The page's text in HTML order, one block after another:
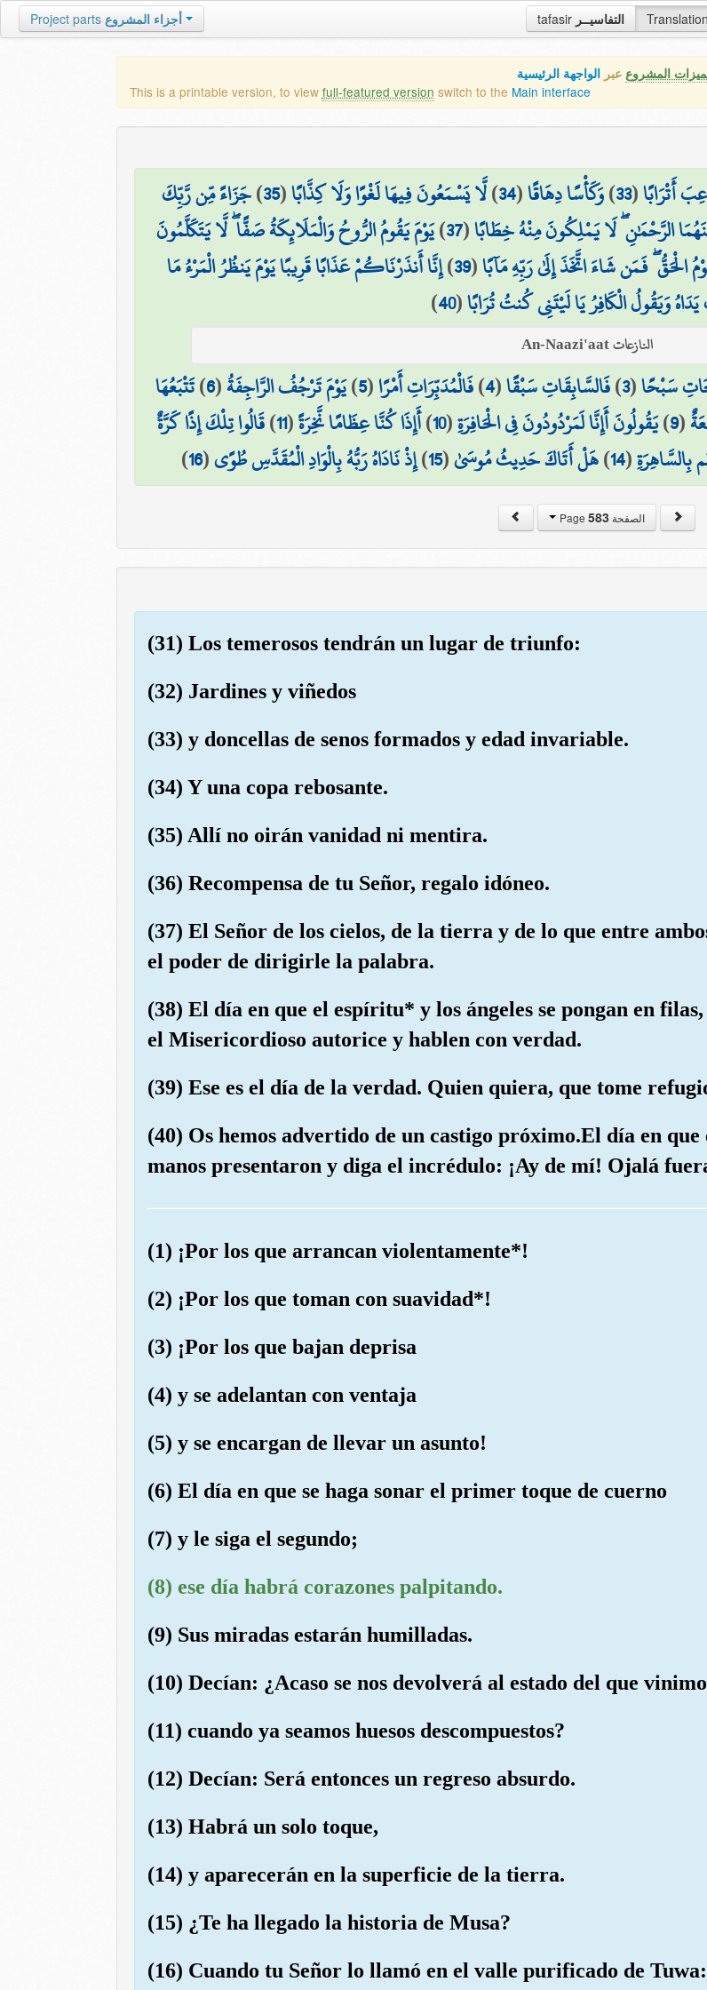
tafasir التفاسيــر Project parts أجزاء المشروع
المشروع عبر الواجهة الرئيسية
This is a printable version, to view full-featured version switch to the Main interface
أَتْرَابًا(
33
)وَكَأْسًا دِهَاقًا(
34
)لَّا يَسْمَعُونَ فِيهَا لَغْوًا وَلَا كِذَّابًا(
35
)جَزَاءً مِّن رَّبِّكَ
الرَّحْمَٰنِ ۖ لَا يَمْلِكُونَ مِنْهُ خِطَابًا(
37
)يَوْمَ يَقُومُ الرُّوحُ وَالْمَلَائِكَةُ صَفًّا ۖ لَّا يَتَكَلَّمُونَ
الْحَقُّ ۖ فَمَن شَاءَ اتَّخَذَ إِلَىٰ رَبِّهِ مَآبًا(
39
)إِنَّا أَنذَرْنَاكُمْ عَذَابًا قَرِيبًا يَوْمَ يَنظُرُ الْمَرْءُ مَا
وَيَقُولُ الْكَافِرُ يَا لَيْتَنِي كُنتُ تُرَابًا(
40
)
النازعات An-Naazi'aat
سَبْحًا(
3
)فَالسَّابِقَاتِ سَبْقًا(
4
)فَالْمُدَبِّرَاتِ أَمْرًا(
5
)يَوْمَ تَرْجُفُ الرَّاجِفَةُ(
6
)تَتْبَعُهَا
(
9
)يَقُولُونَ أَإِنَّا لَمَرْدُودُونَ فِي الْحَافِرَةِ(
10
)أَإِذَا كُنَّا عِظَامًا نَّخِرَةً(
11
)قَالُوا تِلْكَ إِذًا كَرَّةٌ
بِالسَّاهِرَةِ(
14
)هَلْ أَتَاكَ حَدِيثُ مُوسَىٰ(
15
)إِذْ نَادَاهُ رَبُّهُ بِالْوَادِ الْمُقَدَّسِ طُوًى(
16
)
الصفحة Page583
(31) Los temerosos tendrán un lugar de triunfo:
(32) Jardines y viñedos
(33) y doncellas de senos formados y edad invariable.
(34) Y una copa rebosante.
(35) Allí no oirán vanidad ni mentira.
(36) Recompensa de tu Señor, regalo idóneo.
(37) El Señor de los cielos, de la tierra y de lo que entre
el poder de dirigirle la palabra.
(38) El día en que el espíritu* y los ángeles se pongan en
el Misericordioso autorice y hablen con verdad.
(39) Ese es el día de la verdad. Quien quiera, que tome
(40) Os hemos advertido de un castigo próximo.El día en
manos presentaron y diga el incrédulo: ¡Ay de mí! Ojalá
(1) ¡Por los que arrancan violentamente*!
(2) ¡Por los que toman con suavidad*!
(3) ¡Por los que bajan deprisa
(4) y se adelantan con ventaja
(5) y se encargan de llevar un asunto!
(6) El día en que se haga sonar el primer toque de cuerno
(7) y le siga el segundo;
(8) ese día habrá corazones palpitando.
(9) Sus miradas estarán humilladas.
(10) Decían: ¿Acaso se nos devolverá al estado del que
(11) cuando ya seamos huesos descompuestos?
(12) Decían: Será entonces un regreso absurdo.
(13) Habrá un solo toque,
(14) y aparecerán en la superficie de la tierra.
(15) ¿Te ha llegado la historia de Musa?
(16) Cuando tu Señor lo llamó en el valle purificado de Tuwa: